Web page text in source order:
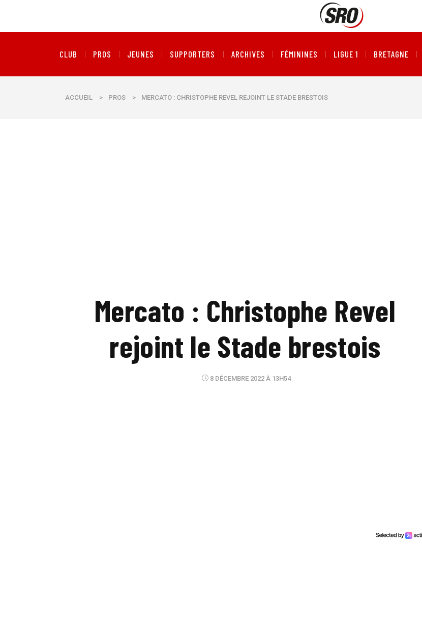
CLUB PROS JEUNES SUPPORTERS ARCHIVES FÉMININES LIGUE 1 BRETAGNE
ACCUEIL > PROS > MERCATO : CHRISTOPHE REVEL REJOINT LE STADE BRESTOIS
Mercato : Christophe Revel
rejoint le Stade brestois
8 DÉCEMBRE 2022 À 13H54